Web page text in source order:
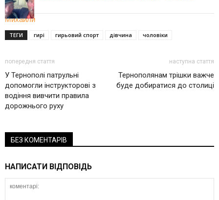
ТЕГИ гирі гирьовий спорт дівчина чоловіки
попередня стаття
У Тернополі патрульні
допомогли інструкторові з
водіння вивчити правила
дорожнього руху
наступна стаття
Тернополянам трішки важче
буде добиратися до столиці
БЕЗ КОМЕНТАРІВ
НАПИСАТИ ВІДПОВІДЬ